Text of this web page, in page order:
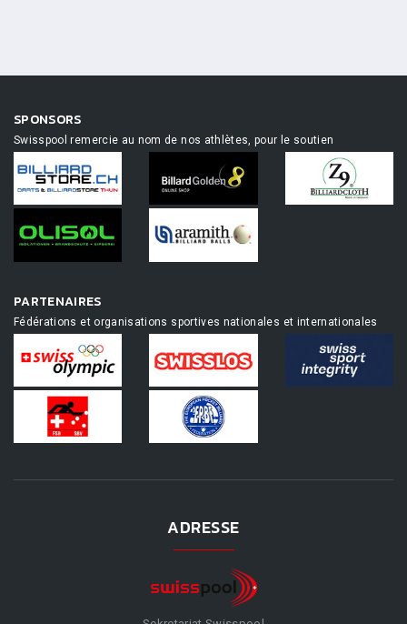
SPONSORS
Swisspool remercie au nom de nos athlètes, pour le soutien
PARTENAIRES
Fédérations et organisations sportives nationales et internationales
ADRESSE